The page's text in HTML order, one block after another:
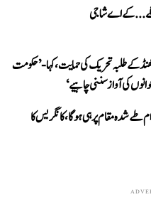
لگے...کے اے شاجی
کے طلبہ تحریک کی حمایت، کہا- ’حکومت
کی آواز سننی چاہیے‘
طے شدہ مقام پر ہی ہوگا، کانگریس کا